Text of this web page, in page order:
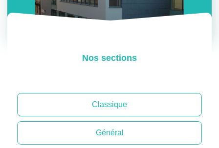
Nos sections
Classique
Général